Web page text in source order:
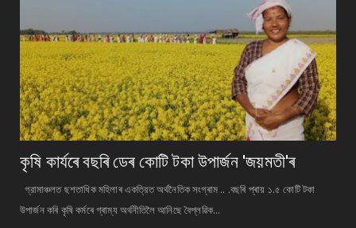
কৃষি কাৰ্যৰে বছৰি ডেৰ কোটি টকা উপার্জন 'জয়মতী'ৰ
গ্রামাঞ্চলত ছশতাধিক মহিলাৰ একত্রিত অর্থনৈতিক সংগ্ৰাম .. .বছৰি প্ৰায় ১.৫ কোটি টকা
উপাৰ্জন কৰি কৃষি কৰ্মৰে গ্ৰাম্য অর্থনীতিলৈ আনিছে বৈপ্লৱিক...